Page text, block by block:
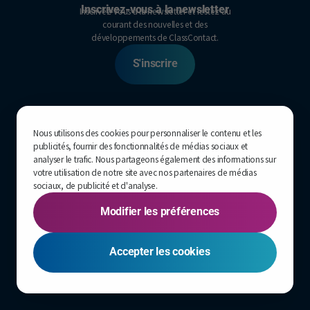
Partager sur
Nous utilisons des cookies pour personnaliser le contenu et les
publicités, fournir des fonctionnalités de médias sociaux et
analyser le trafic. Nous partageons également des informations sur
votre utilisation de notre site avec nos partenaires de médias
sociaux, de publicité et d'analyse.
Modifier les préférences
Accepter les cookies
Inscrivez-vous à la newsletter
Inscrivez-vous à la newsletter et restez au
courant des nouvelles et des
développements de ClassContact.
S'inscrire
Journée pyjama
Actualités et médias
A propos
Nous aider
Contact